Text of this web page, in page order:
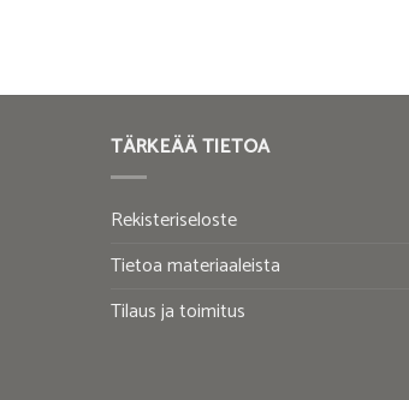
TÄRKEÄÄ TIETOA
Rekisteriseloste
Tietoa materiaaleista
Tilaus ja toimitus